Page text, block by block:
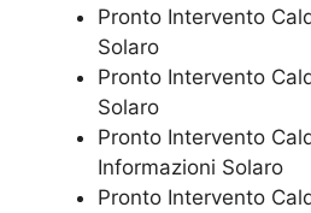
Pronto Intervento
Solaro
Pronto Intervento
Solaro
Pronto Intervento
Informazioni Solaro
Pronto Intervento